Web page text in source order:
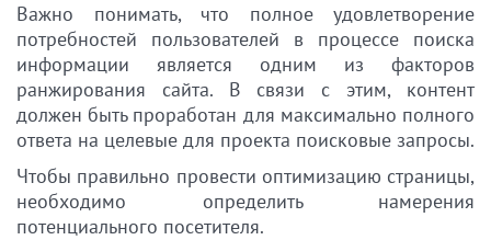
Важно понимать, что полное удовлетворение
потребностей пользователей в процессе поиска
информации является одним из факторов
ранжирования сайта. В связи с этим, контент
должен быть проработан для максимально полного
ответа на целевые для проекта поисковые запросы.
Чтобы правильно провести оптимизацию страницы,
необходимо определить намерения
потенциального посетителя.